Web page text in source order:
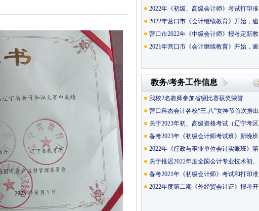
2022年《初级、高级会计师》考试打印准
2022年营口市《会计继续教育》开始，逾
营口市2022年《中级会计师》报考定新教
2021年营口市《会计继续教育》开始，逾
教务/考务工作信息
我校2名教师参加省级比赛获奖荣誉
营口科杰会计各校“三.八”女神节首次推出
关于2023年初、高级资格考试（辽宁考区
备考2023年《初级会计师考试班》新晚班
2022年《行政与事业单位会计实账班》第
关于推迟2022年度全国会计专业技术初、
备考2021年《初级会计师》考试和打印准
2022年度第二期《外经贸会计证》报考开